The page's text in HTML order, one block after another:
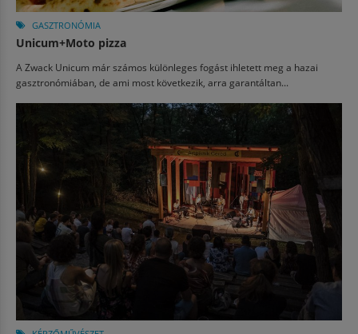
GASZTRONÓMIA
Unicum+Moto pizza
A Zwack Unicum már számos különleges fogást ihletett meg a hazai
gasztronómiában, de ami most következik, arra garantáltan...